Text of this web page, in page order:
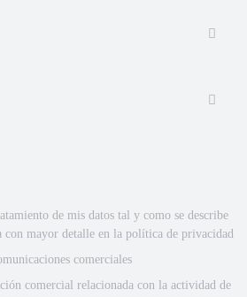
de mis datos tal y como se describe
con mayor detalle en la política de privacidad
comerciales
comercial relacionada con la actividad de